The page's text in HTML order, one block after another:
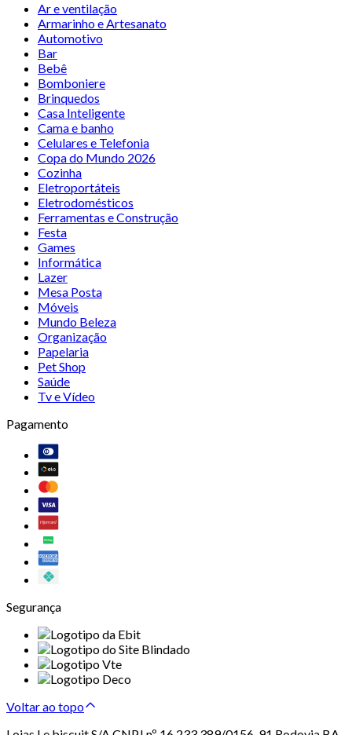
Ar e ventilação
Armarinho e Artesanato
Automotivo
Bar
Bebê
Bomboniere
Brinquedos
Casa Inteligente
Cama e banho
Celulares e Telefonia
Copa do Mundo 2026
Cozinha
Eletroportáteis
Eletrodomésticos
Ferramentas e Construção
Festa
Games
Informática
Lazer
Mesa Posta
Móveis
Mundo Beleza
Organização
Papelaria
Pet Shop
Saúde
Tv e Vídeo
Pagamento
Segurança
Voltar ao topo